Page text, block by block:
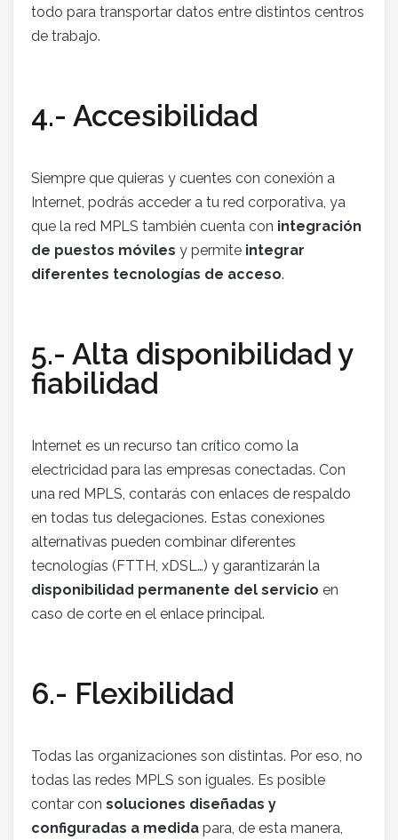
todo para transportar datos entre distintos centros
de trabajo.
4.- Accesibilidad
Siempre que quieras y cuentes con conexión a
Internet, podrás acceder a tu red corporativa, ya
que la red MPLS también cuenta con integración
de puestos móviles y permite integrar
diferentes tecnologías de acceso.
5.- Alta disponibilidad y
fiabilidad
Internet es un recurso tan crítico como la
electricidad para las empresas conectadas. Con
una red MPLS, contarás con enlaces de respaldo
en todas tus delegaciones. Estas conexiones
alternativas pueden combinar diferentes
tecnologías (FTTH, xDSL…) y garantizarán la
disponibilidad permanente del servicio en
caso de corte en el enlace principal.
6.- Flexibilidad
Todas las organizaciones son distintas. Por eso, no
todas las redes MPLS son iguales. Es posible
contar con soluciones diseñadas y
configuradas a medida para, de esta manera,